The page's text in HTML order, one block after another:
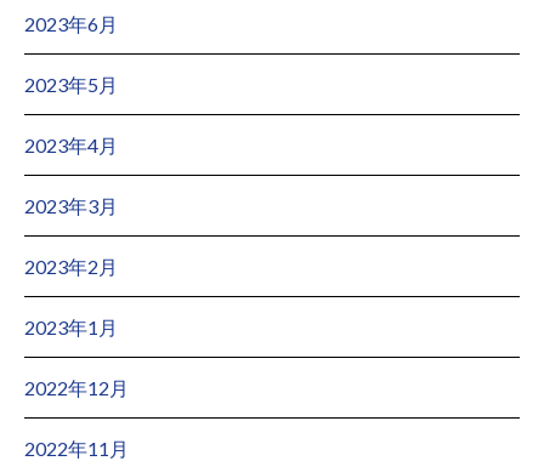
2023年6月
2023年5月
2023年4月
2023年3月
2023年2月
2023年1月
2022年12月
2022年11月